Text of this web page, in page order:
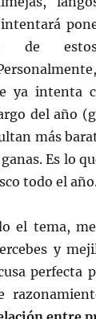
de
ya intenta
del año
más
Es lo
todo el
el tema,
y
perfecta